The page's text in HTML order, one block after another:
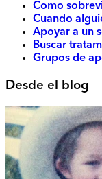
Como
Cuando
Apoyar a un
Buscar
Grupos de
Desde el blog